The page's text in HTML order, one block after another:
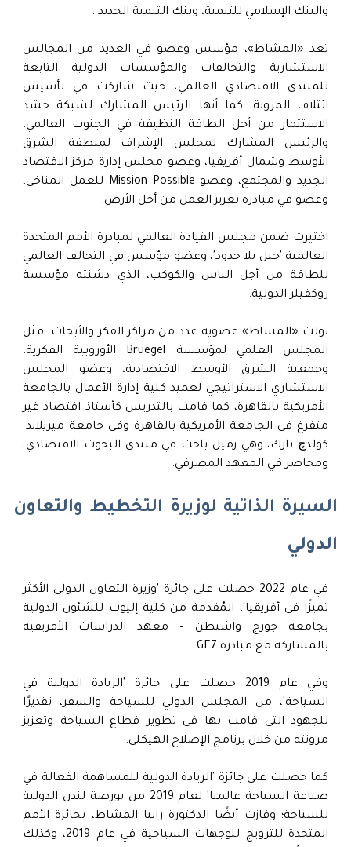
والبنك الإسلامي للتنمية، وبنك التنمية الجديد .
تعد «المشاط»، مؤسس وعضو في العديد من المجالس
الاستشارية والتحالفات والمؤسسات الدولية التابعة
للمنتدى الاقتصادي العالمي، حيث شاركت في تأسيس
ائتلاف المرونة، كما أنها الرئيس المشارك لشبكة حشد
الاستثمار من أجل الطاقة النظيفة في الجنوب العالمي،
والرئيس المشارك لمجلس الإشراف لمنطقة الشرق
الأوسط وشمال أفريقيا، وعضو مجلس إدارة مركز الاقتصاد
الجديد والمجتمع، وعضو Mission Possible للعمل المناخي،
وعضو في مبادرة تعزيز العمل من أجل الأرض.
اختيرت ضمن مجلس القيادة العالمي لمبادرة الأمم المتحدة
العالمية 'جيل بلا حدود'، وعضو مؤسس في التحالف العالمي
للطاقة من أجل الناس والكوكب، الذي دشنته مؤسسة
روكفيلر الدولية.
تولت «المشاط» عضوية عدد من مراكز الفكر والأبحاث، مثل
المجلس العلمي لمؤسسة Bruegel الأوروبية الفكرية،
وجمعية الشرق الأوسط الاقتصادية، وعضو المجلس
الاستشاري الاستراتيجي لعميد كلية إدارة الأعمال بالجامعة
الأمريكية بالقاهرة، كما قامت بالتدريس كأستاذ اقتصاد غير
متفرغ في الجامعة الأمريكية بالقاهرة وفي جامعة ميريلاند-
كولدچ بارك، وهي زميل باحث في منتدى البحوث الاقتصادي،
ومحاضر في المعهد المصرفي.
السيرة الذاتية لوزيرة التخطيط والتعاون
الدولي
في عام 2022 حصلت على جائزة 'وزيرة التعاون الدولى الأكثر
تميزًا فى أفريقيا'، المُقدمة من كلية إليوت للشئون الدولية
بجامعة جورج واشنطن – معهد الدراسات الأفريقية
بالمشاركة مع مبادرة GE7.
وفي عام 2019 حصلت على جائزة 'الريادة الدولية في
السياحة'، من المجلس الدولي للسياحة والسفر، تقديرًا
للجهود التي قامت بها في تطوير قطاع السياحة وتعزيز
مرونته من خلال برنامج الإصلاح الهيكلي.
كما حصلت على جائزة 'الريادة الدولية للمساهمة الفعالة في
صناعة السياحة عالميا' لعام 2019 من بورصة لندن الدولية
للسياحة؛ وفازت أيضًا الدكتورة رانيا المشاط، بجائزة الأمم
المتحدة للترويج للوجهات السياحية في عام 2019، وكذلك